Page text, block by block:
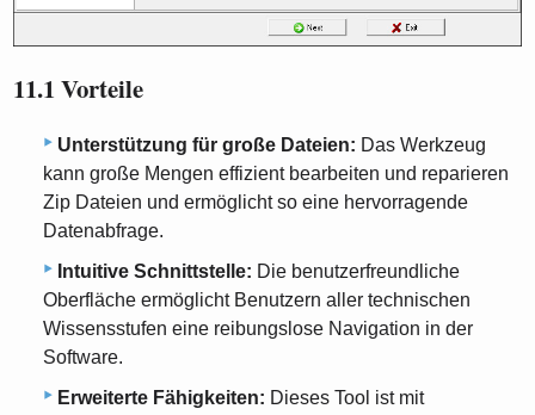
11.1 Vorteile
Unterstützung für große Dateien: Das Werkzeug
kann große Mengen effizient bearbeiten und reparieren
Zip Dateien und ermöglicht so eine hervorragende
Datenabfrage.
Intuitive Schnittstelle: Die benutzerfreundliche
Oberfläche ermöglicht Benutzern aller technischen
Wissensstufen eine reibungslose Navigation in der
Software.
Erweiterte Fähigkeiten: Dieses Tool ist mit